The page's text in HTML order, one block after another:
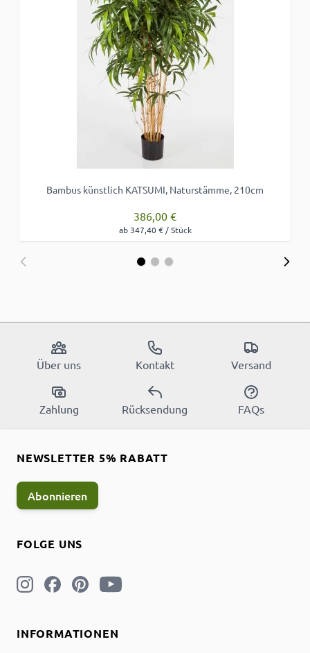
Bambus künstlich KATSUMI, Naturstämme, 210cm
386,00 €
ab 347,40 € / Stück
Über uns Kontakt Versand
Zahlung Rücksendung FAQs
INFORMATIONEN
FOLGE UNS
NEWSLETTER 5% RABATT
Abonnieren